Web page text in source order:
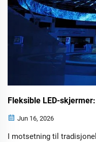
Fleksible LED-
Jun 16, 2026
I motsetning til